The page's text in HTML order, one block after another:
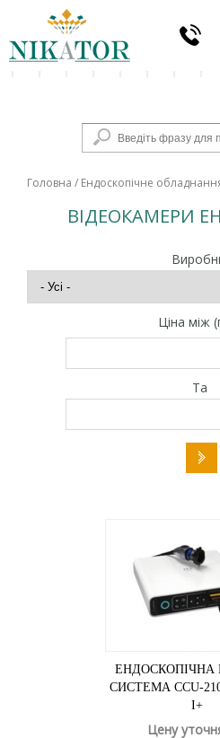
Пошукова
Головна / Ендоскопічне
ВІДЕОКАМЕРИ
Ціна між
Та
ЕНДОСКОПІЧНА
СИСТЕМА CCU-
I+
Цену